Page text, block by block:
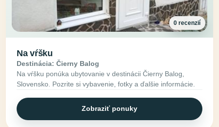
0 recenzií
Na vŕšku
Destinácia: Čierny Balog
Na vŕšku ponúka ubytovanie v destinácii Čierny Balog,
Slovensko. Pozrite si vybavenie, fotky a ďalšie informácie.
Zobraziť ponuky